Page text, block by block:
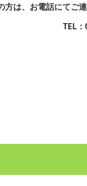
は、お電話にてご連
TEL